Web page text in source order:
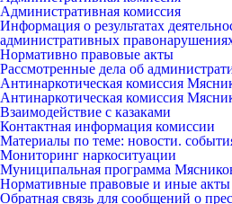
Административная комиссия
Информация о результатах
административных
Нормативно правовые акты
Рассмотренные дела об
Антинаркотическая комиссия
Антинаркотическая комиссия
Взаимодействие с казаками
Контактная информация комиссии
Материалы по теме: новости.
Мониторинг наркоситуации
Муниципальная программа
Нормативные правовые и иные акты
Обратная связь для сообщений о